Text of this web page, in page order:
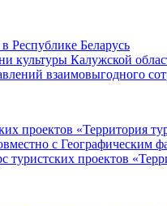
Республике Беларусь
культуры Калужской
взаимовыгодного
проектов «Территория
с
проектов